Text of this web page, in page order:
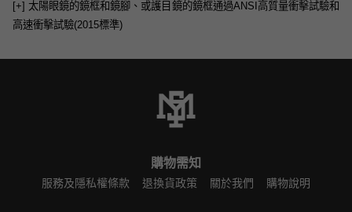
[+] 太陽眼鏡的鏡框和鏡腳、或護目鏡的鏡框通過ANSI高質量衝擊試驗和
高速衝擊試驗(2015標準)
購物需知
服務及隱私權條款 退換貨政策 關於我們 購物說明